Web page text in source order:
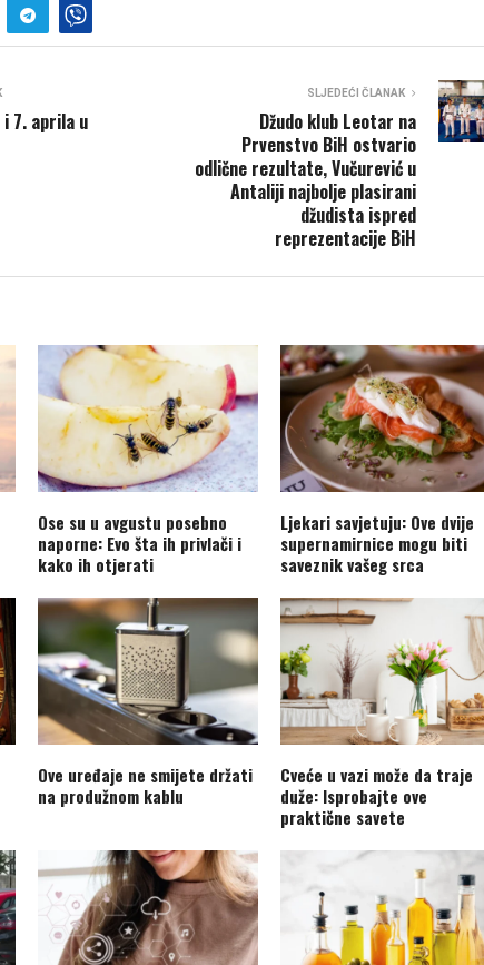
i 7. aprila u
SLJEDEĆI ČLANAK
Džudo klub Leotar na
Prvenstvo BiH ostvario
odlične rezultate, Vučurević u
Antaliji najbolje plasirani
džudista ispred
reprezentacije BiH
Ose su u avgustu posebno
naporne: Evo šta ih privlači i
kako ih otjerati
Ljekari savjetuju: Ove dvije
supernamirnice mogu biti
saveznik vašeg srca
Ove uređaje ne smijete držati
na produžnom kablu
Cveće u vazi može da traje
duže: Isprobajte ove
praktične savete